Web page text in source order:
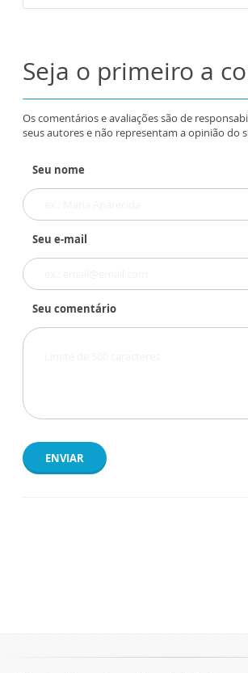
Seja o primeiro a
Os comentários e avaliações são de
seus autores e não representam a opinião do
Seu nome
Seu e-mail
Seu comentário
ENVIAR